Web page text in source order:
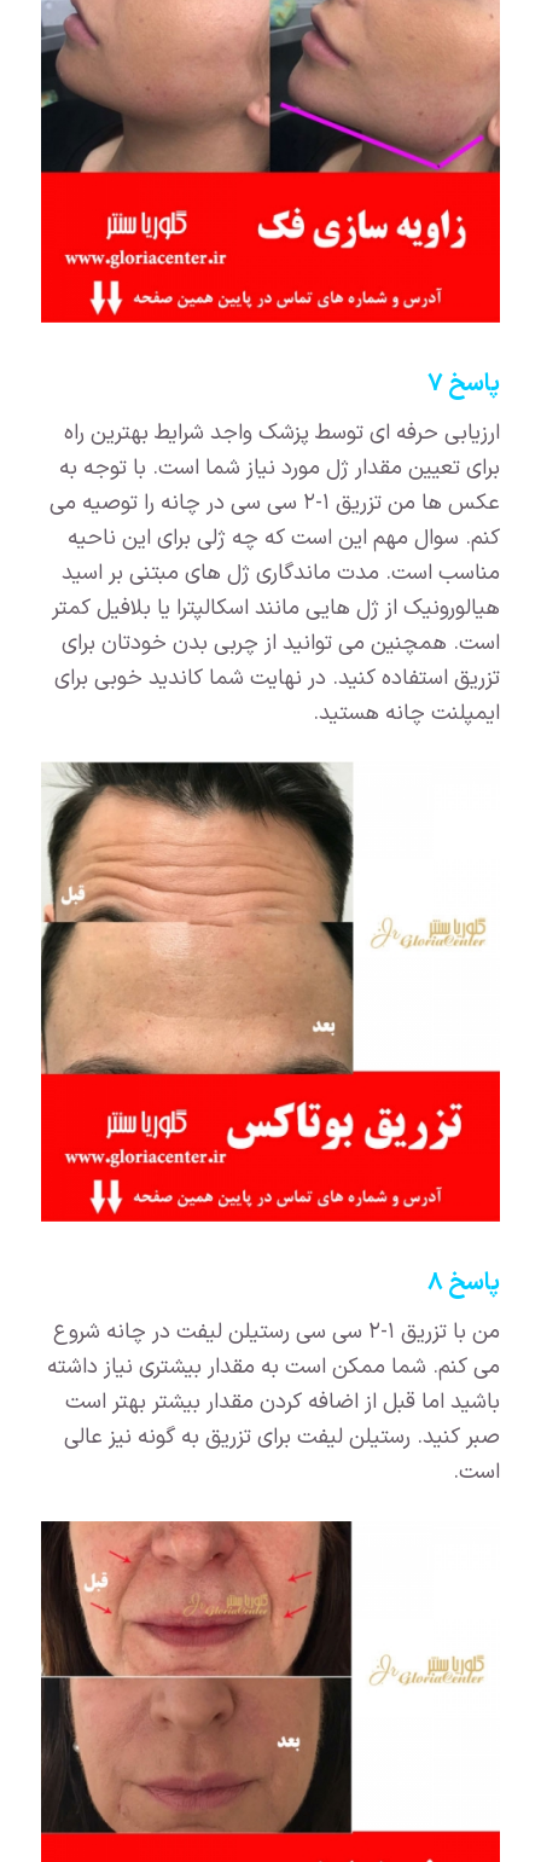
پاسخ ۷
ارزیابی حرفه ای توسط پزشک واجد شرایط بهترین راه
برای تعیین مقدار ژل مورد نیاز شما است. با توجه به
عکس ها من تزریق ۱-۲ سی سی در چانه را توصیه می
کنم. سوال مهم این است که چه ژلی برای این ناحیه
مناسب است. مدت ماندگاری ژل های مبتنی بر اسید
هیالورونیک از ژل هایی مانند اسکالپترا یا بلافیل کمتر
است. همچنین می توانید از چربی بدن خودتان برای
تزریق استفاده کنید. در نهایت شما کاندید خوبی برای
ایمپلنت چانه هستید.
پاسخ ۸
من با تزریق ۱-۲ سی سی رستیلن لیفت در چانه شروع
می کنم. شما ممکن است به مقدار بیشتری نیاز داشته
باشید اما قبل از اضافه کردن مقدار بیشتر بهتر است
صبر کنید. رستیلن لیفت برای تزریق به گونه نیز عالی
است.